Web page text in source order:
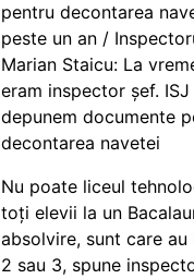
pentru decontarea
peste un an /
Marian Staicu: La
eram inspector șef.
depunem documente
decontarea navetei
Nu poate liceul
toți elevii la un
absolvire, sunt care
2 sau 3, spune